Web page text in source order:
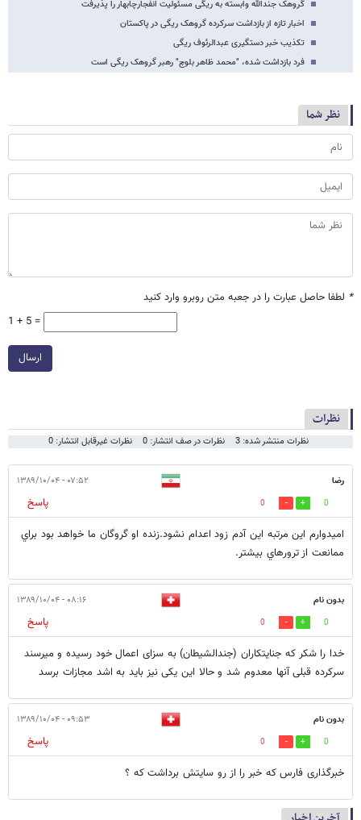
گروهک جندالله وابسته به ریگی مسئولیت انفجارچابهار را پذیرفت
اخبار تازه از بازداشت سرکرده گروهک ریگی در پاکستان
تکذیب خبر دستگیری عبدالرئوف ریگی
فرد بازداشت شده، "محمد ظاهر بلوچ" رهبر گروهک ریگی است
نظر شما
* لطفا حاصل عبارت را در جعبه متن روبرو وارد کنید
1 + 5 =
ارسال
نظرات
نظرات منتشر شده: 3 نظرات در صف انتشار: 0 نظرات غیرقابل انتشار: 0
رضا ۰۷:۵۲ - ۱۳۸۹/۱۰/۰۴
0
0
پاسخ
اميدوارم اين مرتبه اين آدم زود اعدام نشود.زنده او گروگان ما خواهد بود براي
ممانعت از ترورهاي بيشتر.
بدون نام ۰۸:۱۶ - ۱۳۸۹/۱۰/۰۴
0
0
پاسخ
خدا را شکر که جنایتکاران (جندالشیطان) به سزای اعمال خود رسیده و میرسند
سرکرده قبلی آنها معدوم شد و حالا این یکی نیز باید به اشد مجازات برسد
بدون نام ۰۹:۵۳ - ۱۳۸۹/۱۰/۰۴
0
0
پاسخ
خبرگذاری فارس که خبر را از رو سایتش برداشت که ؟